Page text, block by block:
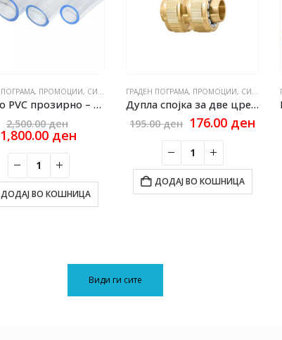
ПОГРАМА, ПРОМОЦИИ, СИТЕ ПРОИЗВОДИ
Црево PVC прозирно – кристал MKD 1/2 50m
2,500.00ден
price
1,800.00ден
1,800.00 ден.
ДОДАЈ ВО КОШНИЦА
ГРАДЕН ПОГРАМА, ПРОМОЦИИ, СИТЕ ПРОИЗВОДИ
Дупла спојка за две црева месинг 1/2-1/2
195.00ден Original
was:
195.00 ден.
176.00 ден
ДОДАЈ ВО КОШНИЦА
Види ги сите